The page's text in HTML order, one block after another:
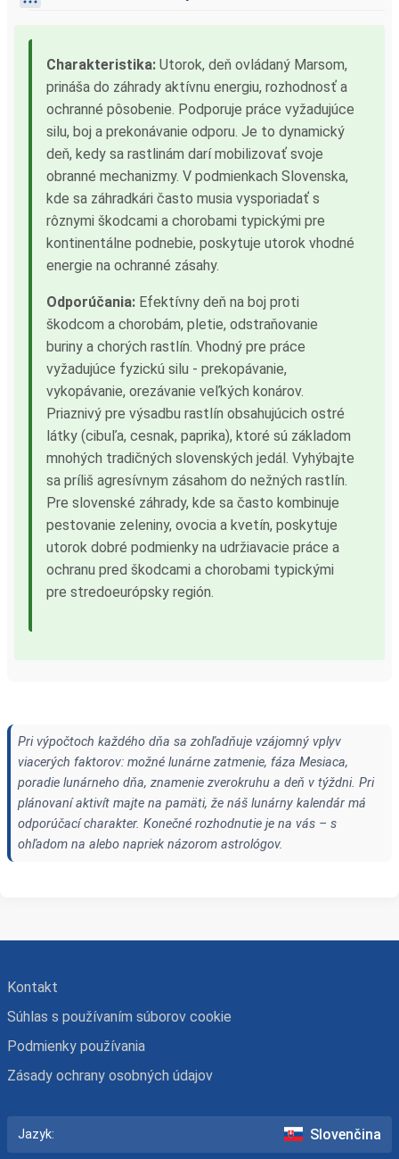
Charakteristika: Utorok, deň ovládaný Marsom,
prináša do záhrady aktívnu energiu, rozhodnosť a
ochranné pôsobenie. Podporuje práce vyžadujúce
silu, boj a prekonávanie odporu. Je to dynamický
deň, kedy sa rastlinám darí mobilizovať svoje
obranné mechanizmy. V podmienkach Slovenska,
kde sa záhradkári často musia vysporiadať s
rôznymi škodcami a chorobami typickými pre
kontinentálne podnebie, poskytuje utorok vhodné
energie na ochranné zásahy.
Odporúčania: Efektívny deň na boj proti
škodcom a chorobám, pletie, odstraňovanie
buriny a chorých rastlín. Vhodný pre práce
vyžadujúce fyzickú silu - prekopávanie,
vykopávanie, orezávanie veľkých konárov.
Priaznivý pre výsadbu rastlín obsahujúcich ostré
látky (cibuľa, cesnak, paprika), ktoré sú základom
mnohých tradičných slovenských jedál. Vyhýbajte
sa príliš agresívnym zásahom do nežných rastlín.
Pre slovenské záhrady, kde sa často kombinuje
pestovanie zeleniny, ovocia a kvetín, poskytuje
utorok dobré podmienky na udržiavacie práce a
ochranu pred škodcami a chorobami typickými
pre stredoeurópsky región.
Pri výpočtoch každého dňa sa zohľadňuje vzájomný vplyv
viacerých faktorov: možné lunárne zatmenie, fáza Mesiaca,
poradie lunárneho dňa, znamenie zverokruhu a deň v týždni. Pri
plánovaní aktivít majte na pamäti, že náš lunárny kalendár má
odporúčací charakter. Konečné rozhodnutie je na vás – s
ohľadom na alebo napriek názorom astrológov.
Kontakt
Súhlas s používaním súborov cookie
Podmienky používania
Zásady ochrany osobných údajov
Jazyk: Slovenčina